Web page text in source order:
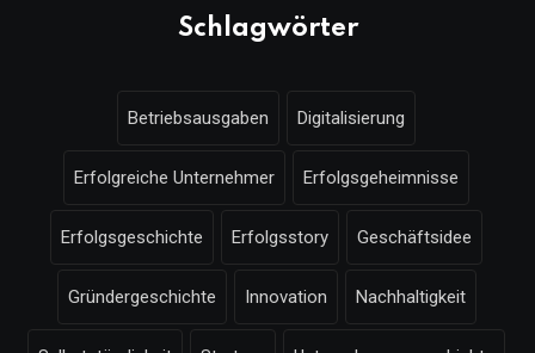
Schlagwörter
Betriebsausgaben Digitalisierung
Erfolgreiche Unternehmer Erfolgsgeheimnisse
Erfolgsgeschichte Erfolgsstory Geschäftsidee
Gründergeschichte Innovation Nachhaltigkeit